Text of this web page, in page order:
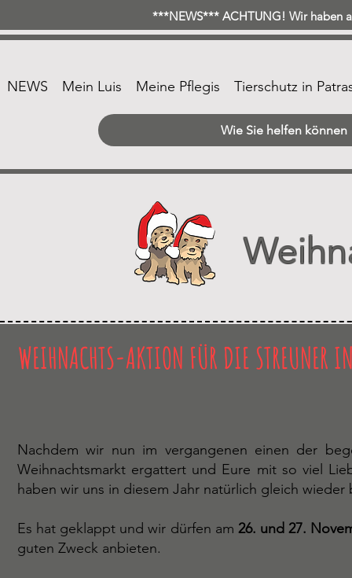
***NEWS*** ACHTUNG! Wir haben
NEWS Mein Luis Meine Pflegis Tierschutz in
Wie Sie helfen können
WEIHNACHTS-AKTION FÜR DIE STREUNER
Nachdem wir nun im vergangenen einen der
Weihnachtsmarkt ergattert und Eure mit so viel
haben wir uns in diesem Jahr natürlich gleich wieder
Es hat geklappt und wir dürfen am 26. und 27.
guten Zweck anbieten.